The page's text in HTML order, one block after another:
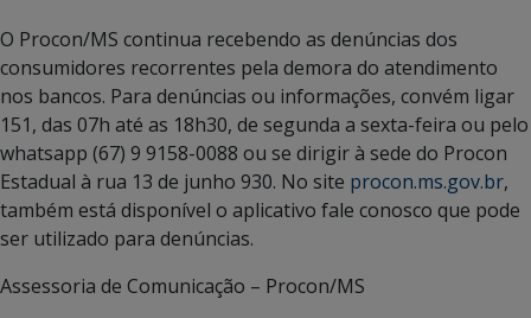
O Procon/MS continua recebendo as denúncias dos
consumidores recorrentes pela demora do atendimento
nos bancos. Para denúncias ou informações, convém ligar
151, das 07h até as 18h30, de segunda a sexta-feira ou pelo
whatsapp (67) 9 9158-0088 ou se dirigir à sede do Procon
Estadual à rua 13 de junho 930. No site procon.ms.gov.br,
também está disponível o aplicativo fale conosco que pode
ser utilizado para denúncias.
Assessoria de Comunicação – Procon/MS